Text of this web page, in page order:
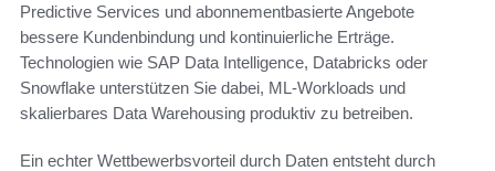
Predictive Services und abonnementbasierte Angebote
bessere Kundenbindung und kontinuierliche Erträge.
Technologien wie SAP Data Intelligence, Databricks oder
Snowflake unterstützen Sie dabei, ML-Workloads und
skalierbares Data Warehousing produktiv zu betreiben.
Ein echter Wettbewerbsvorteil durch Daten entsteht durch